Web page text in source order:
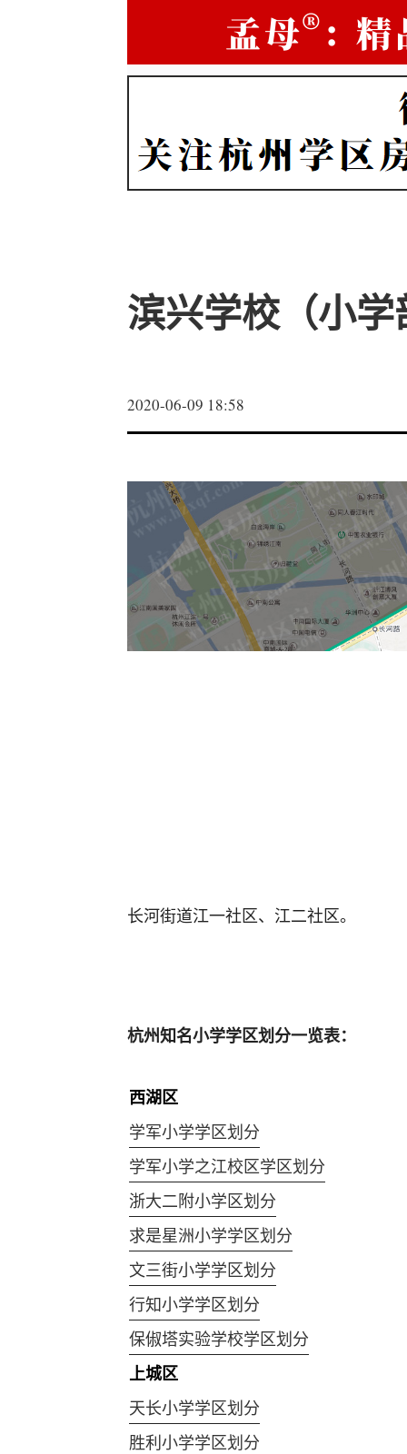
滨兴学校（小
2020-06-09 18:58
长河街道江一社区、江二社区。
杭州知名小学学区划分一览表：
西湖区
学军小学学区划分
学军小学之江校区学区划分
浙大二附小学区划分
求是星洲小学学区划分
文三街小学学区划分
行知小学学区划分
保俶塔实验学校学区划分
上城区
天长小学学区划分
胜利小学学区划分